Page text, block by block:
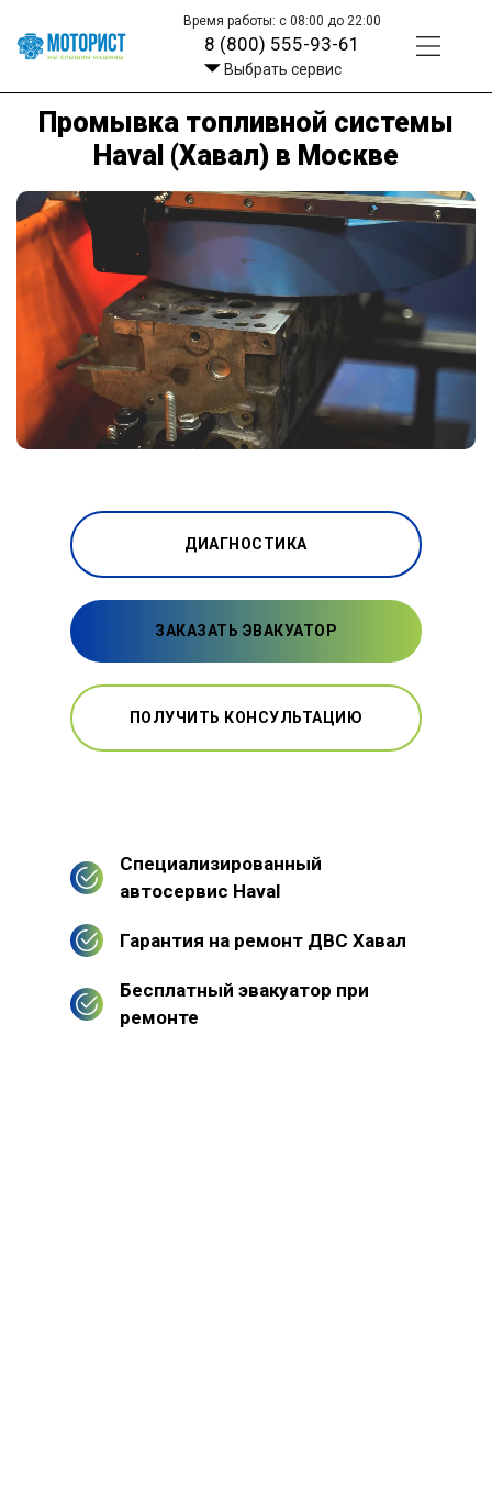
Время работы: с 08:00 до 22:00
8 (800) 555-93-61
Выбрать сервис
Промывка топливной системы
Haval (Хавал) в Москве
ДИАГНОСТИКА
ЗАКАЗАТЬ ЭВАКУАТОР
ПОЛУЧИТЬ КОНСУЛЬТАЦИЮ
Специализированный
автосервис Haval
Гарантия на ремонт ДВС Хавал
Бесплатный эвакуатор при
ремонте